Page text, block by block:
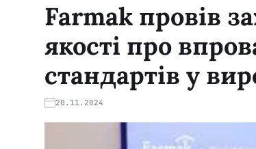
Farmak провів
якості про
стандартів у
20.11.2024